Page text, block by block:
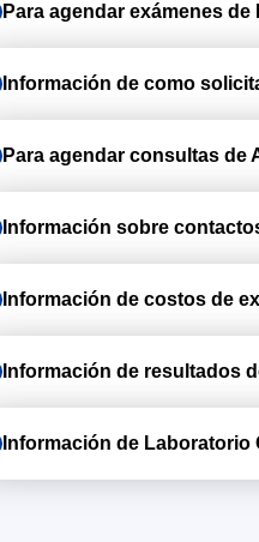
Para agendar exámenes
Información de como
Para agendar consultas de
Información sobre
Información de costos de
Información de resultados
Información de Laboratorio